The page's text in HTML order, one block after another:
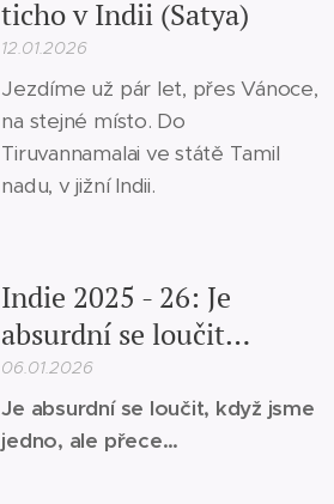
ticho v Indii (Satya)
12.01.2026
Jezdíme už pár let, přes Vánoce,
na stejné místo. Do
Tiruvannamalai ve státě Tamil
nadu, v jižní Indii.
Indie 2025 - 26: Je
absurdní se loučit…
06.01.2026
Je absurdní se loučit, když jsme
jedno, ale přece…